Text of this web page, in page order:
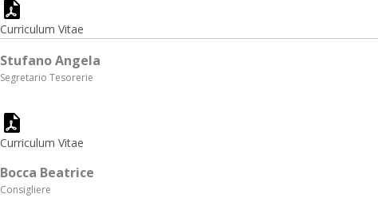
Curriculum Vitae
Stufano Angela
Segretario Tesorerie
Curriculum Vitae
Bocca Beatrice
Consigliere